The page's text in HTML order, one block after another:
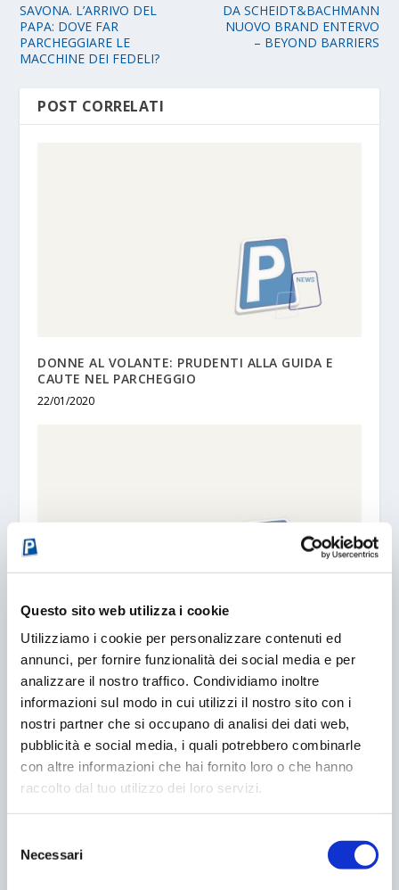
Questo sito web utilizza i cookie
Utilizziamo i cookie per personalizzare contenuti ed
annunci, per fornire funzionalità dei social media e per
analizzare il nostro traffico. Condividiamo inoltre
informazioni sul modo in cui utilizzi il nostro sito con i
nostri partner che si occupano di analisi dei dati web,
pubblicità e social media, i quali potrebbero combinarle
con altre informazioni che hai fornito loro o che hanno
raccolto dal tuo utilizzo dei loro servizi.
delNecessari
SAVONA. L’ARRIVO DEL
PAPA: DOVE FAR
PARCHEGGIARE LE
MACCHINE DEI FEDELI?
DA SCHEIDT&BACHMANN
NUOVO BRAND ENTERVO
– BEYOND BARRIERS
POST CORRELATI
DONNE AL VOLANTE: PRUDENTI ALLA GUIDA E
CAUTE NEL PARCHEGGIO
22/01/2020
CONTROLLO ACCESSI? DA OGGI I GESTORI HANNO
UNA NUOVA ALLEATA: PARKUS
17/01/2006